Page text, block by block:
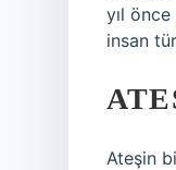
yıl
insan
Ateşin